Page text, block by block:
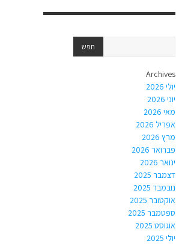
Archives
יולי 2026
יוני 2026
מאי 2026
אפריל 2026
מרץ 2026
פברואר 2026
ינואר 2026
דצמבר 2025
נובמבר 2025
אוקטובר 2025
ספטמבר 2025
אוגוסט 2025
יולי 2025